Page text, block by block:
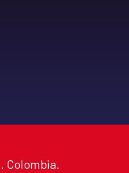
Colombia.